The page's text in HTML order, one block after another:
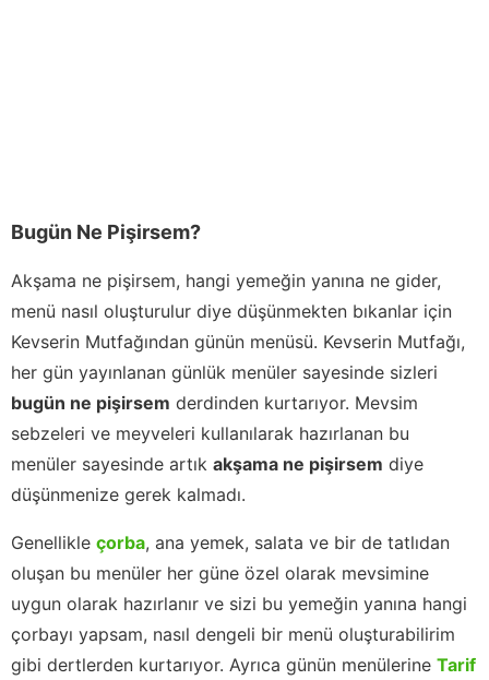
Bugün Ne Pişirsem?
Akşama ne pişirsem, hangi yemeğin yanına ne gider,
menü nasıl oluşturulur diye düşünmekten bıkanlar için
Kevserin Mutfağından günün menüsü. Kevserin Mutfağı,
her gün yayınlanan günlük menüler sayesinde sizleri
bugün ne pişirsem derdinden kurtarıyor. Mevsim
sebzeleri ve meyveleri kullanılarak hazırlanan bu
menüler sayesinde artık akşama ne pişirsem diye
düşünmenize gerek kalmadı.
Genellikle çorba, ana yemek, salata ve bir de tatlıdan
oluşan bu menüler her güne özel olarak mevsimine
uygun olarak hazırlanır ve sizi bu yemeğin yanına hangi
çorbayı yapsam, nasıl dengeli bir menü oluşturabilirim
gibi dertlerden kurtarıyor. Ayrıca günün menülerine Tarif